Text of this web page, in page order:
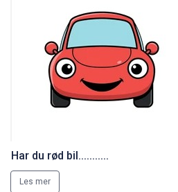
Har du rød bil...........
Les mer